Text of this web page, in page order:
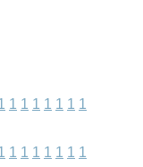
1 1 1 1 1 1 1
1 1 1 1 1 1 1